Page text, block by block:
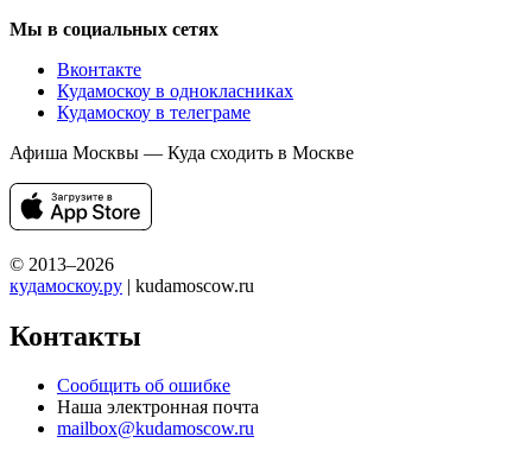
Мы в социальных сетях
Вконтакте
Кудамоскоу в однокласниках
Кудамоскоу в телеграме
Афиша Москвы — Куда сходить в Москве
© 2013–2026
кудамоскоу.ру | kudamoscow.ru
Контакты
Сообщить об ошибке
Наша электронная почта
mailbox@kudamoscow.ru